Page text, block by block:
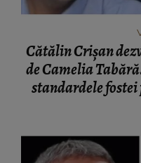
Cătălin Crișan
de Camelia
standardele fostei